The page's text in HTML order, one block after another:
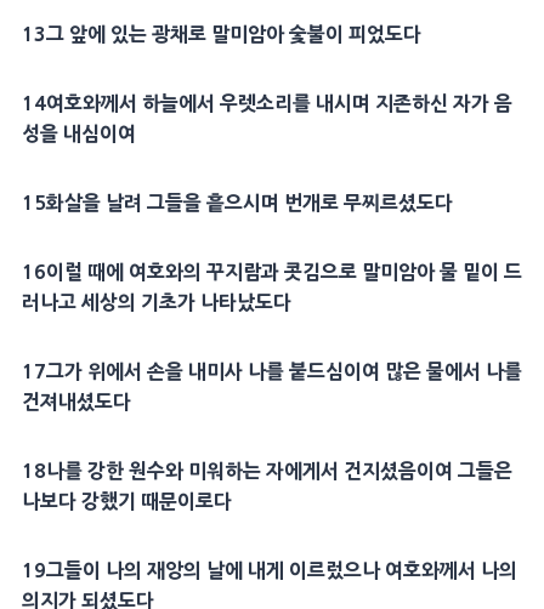
13그 앞에 있는 광채로 말미암아숯불이 피었도다
14여호와께서 하늘에서 우렛소리를 내시며 지존하신 자가 음
성을 내심이여
15화살을 날려 그들을 흩으시며 번개로 무찌르셨도다
16이럴 때에 여호와의 꾸지람과 콧김으로 말미암아 물 밑이 드
러나고 세상의 기초가 나타났도다
17그가 위에서 손을 내미사 나를 붙드심이여 많은 물에서 나를
건져내셨도다
18나를 강한 원수와 미워하는 자에게서 건지셨음이여 그들은
나보다 강했기 때문이로다
19그들이 나의 재앙의 날에 내게 이르렀으나 여호와께서 나의
의지가 되셨도다